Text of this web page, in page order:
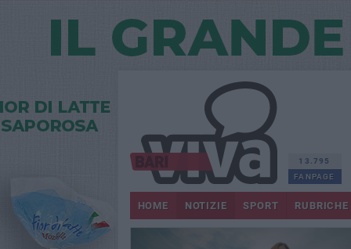
13.795
FANPAGE
HOME NOTIZIE SPORT RUBRICHE